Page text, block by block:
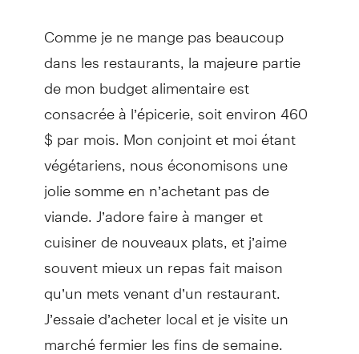
Comme je ne mange pas beaucoup
dans les restaurants, la majeure partie
de mon budget alimentaire est
consacrée à l’épicerie, soit environ 460
$ par mois. Mon conjoint et moi étant
végétariens, nous économisons une
jolie somme en n’achetant pas de
viande. J’adore faire à manger et
cuisiner de nouveaux plats, et j’aime
souvent mieux un repas fait maison
qu’un mets venant d’un restaurant.
J’essaie d’acheter local et je visite un
marché fermier les fins de semaine.